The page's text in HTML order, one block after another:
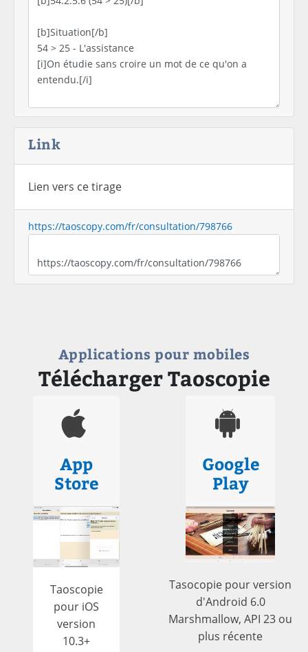
Link
Lien vers ce tirage
https://taoscopy.com/fr/consultation/798766
Applications pour mobiles
Télécharger Taoscopie
App
Store
Taoscopie
pour iOS
version
10.3+
Google
Play
Tasocopie pour version
d'Android 6.0
Marshmallow, API 23 ou
plus récente